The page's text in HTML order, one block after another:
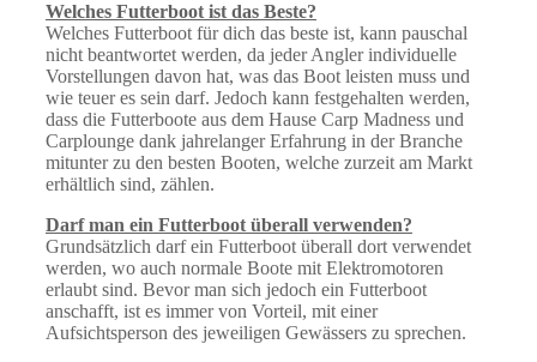
Welches Futterboot ist das Beste?
Welches Futterboot für dich das beste ist, kann pauschal
nicht beantwortet werden, da jeder Angler individuelle
Vorstellungen davon hat, was das Boot leisten muss und
wie teuer es sein darf. Jedoch kann festgehalten werden,
dass die Futterboote aus dem Hause Carp Madness und
Carplounge dank jahrelanger Erfahrung in der Branche
mitunter zu den besten Booten, welche zurzeit am Markt
erhältlich sind, zählen.
Darf man ein Futterboot überall verwenden?
Grundsätzlich darf ein Futterboot überall dort verwendet
werden, wo auch normale Boote mit Elektromotoren
erlaubt sind. Bevor man sich jedoch ein Futterboot
anschafft, ist es immer von Vorteil, mit einer
Aufsichtsperson des jeweiligen Gewässers zu sprechen.